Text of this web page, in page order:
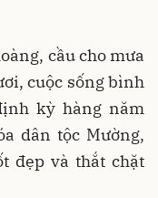
cầu cho mưa
cuộc sống bình
kỳ hàng năm
dân tộc Mường,
đẹp và thắt chặt